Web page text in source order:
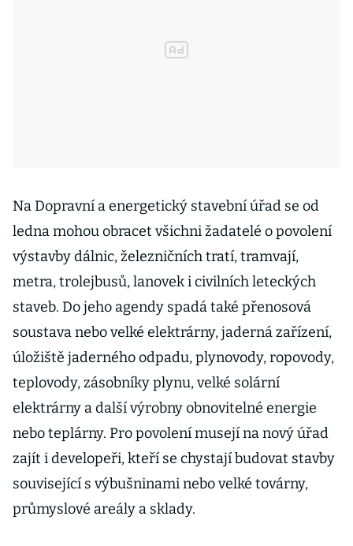
Na Dopravní a energetický stavební úřad se od
ledna mohou obracet všichni žadatelé o povolení
výstavby dálnic, železničních tratí, tramvají,
metra, trolejbusů, lanovek i civilních leteckých
staveb. Do jeho agendy spadá také přenosová
soustava nebo velké elektrárny, jaderná zařízení,
úložiště jaderného odpadu, plynovody, ropovody,
teplovody, zásobníky plynu, velké solární
elektrárny a další výrobny obnovitelné energie
nebo teplárny. Pro povolení musejí na nový úřad
zajít i developeři, kteří se chystají budovat stavby
související s výbušninami nebo velké továrny,
průmyslové areály a sklady.